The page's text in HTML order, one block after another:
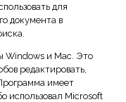
для
документа в
Windows и Mac. Это
редактировать,
имеет
использовал Microsoft